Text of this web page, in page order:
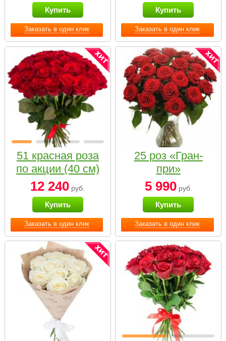
Заказать в один клик
Купить
Заказать в один клик
Купить
Заказать в один клик
51 красная роза
по акции (40 см)
12 240 руб.
Купить
Заказать в один клик
25 роз «Гран-
при»
5 990руб.
Купить